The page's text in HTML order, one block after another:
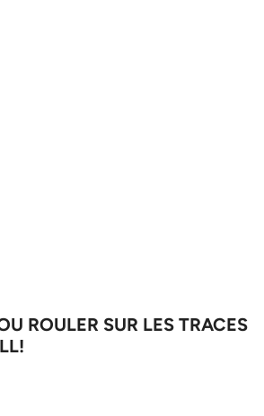
ROULER SUR LES TRACES